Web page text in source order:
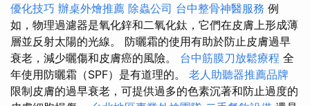
優化技巧 辦桌外燴推薦 除蟲公司 台中整骨神醫服務 例
如，物理過濾器是氧化鋅和二氧化鈦，它們在皮膚上形成薄
層並反射太陽的光線。 防曬霜的使用有助於防止皮膚過早
衰老，減少曬傷和皮膚癌的風險。 台中筋膜刀放鬆療程 全
年使用防曬霜（SPF）是有道理的。 老人助聽器推薦品牌
限制皮膚的過早衰老，可提供過多的色素沉著和防止過度的